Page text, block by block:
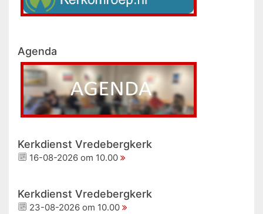
Agenda
Kerkdienst Vredebergkerk
16-08-2026 om 10.00
Kerkdienst Vredebergkerk
23-08-2026 om 10.00